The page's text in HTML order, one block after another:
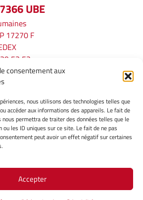
consentement aux
nous utilisons des technologies telles que
accéder aux informations des appareils. Le fait de
nous permettra de traiter des données telles que le
les ID uniques sur ce site. Le fait de ne pas
peut avoir un effet négatif sur certaines
Accepter
UBE
17270 F
53 52
LÉGALES
- LIR3S @ 2026